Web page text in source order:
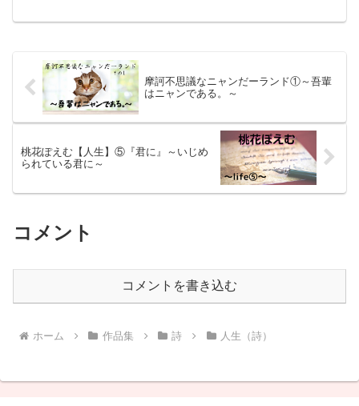
摩訶不思議なニャンだーランド①～吾輩
はニャンである。～
桃花ぽえむ【人生】⑤『君に』～いじめ
られている君に～
コメント
コメントを書き込む
ホーム 作品集 詩 人生（詩）